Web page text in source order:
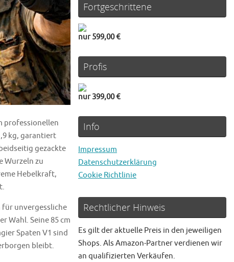
professionellen
kg, garantiert
gezackte
Wurzeln zu
Hebelkraft,
für unvergessliche
Wahl. Seine 85 cm
Spaten V1 sind
bleibt.
Fortgeschrittene
nur 599,00 €
Profis
nur 399,00 €
Info
Impressum
Datenschutzerklärung
Cookie Richtlinie
Rechtlicher Hinweis
Es gilt der aktuelle Preis in den jeweiligen
Shops. Als Amazon-Partner verdienen wir
an qualifizierten Verkäufen.